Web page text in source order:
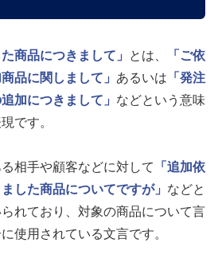
商品につきまして」 とは、
「ご依
品に関しまして」 あるいは 「発注
加につきまして」 などという意味
です。
相手や顧客などに対して
「追加依
した商品についてですが」 などと
れており、対象の商品について言
使用されている文言です。